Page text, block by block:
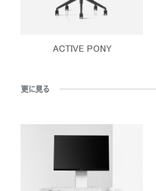
ACTIVE PONY
更に見る